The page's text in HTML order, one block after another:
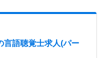
言語聴覚士求人(パー